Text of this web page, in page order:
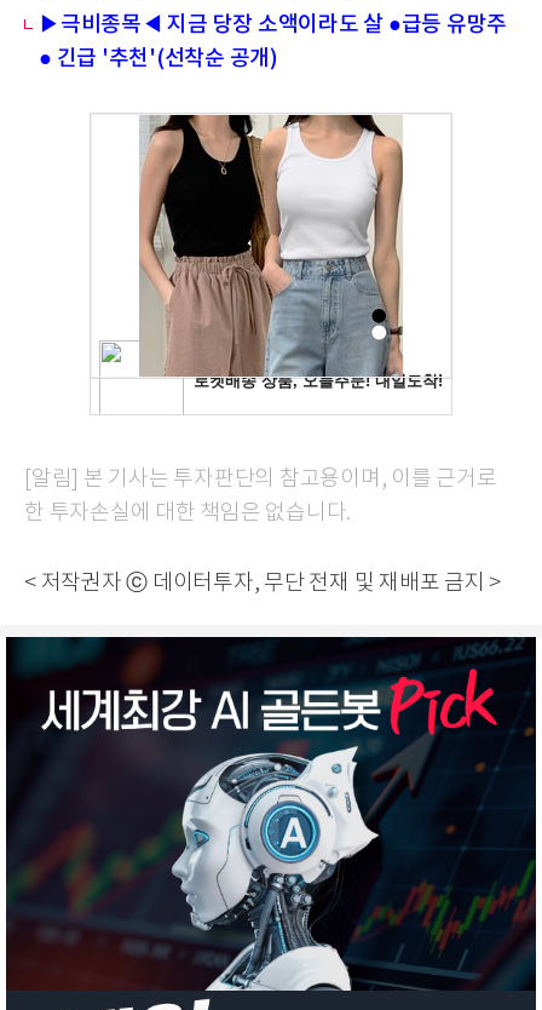
▶극비종목◀ 지금 당장 소액이라도 살 ●급등 유망주
● 긴급 '추천'(선착순 공개)
[알림] 본 기사는 투자판단의 참고용이며, 이를 근거로
한 투자손실에 대한 책임은 없습니다.
< 저작권자 ⓒ 데이터투자, 무단 전재 및 재배포 금지 >